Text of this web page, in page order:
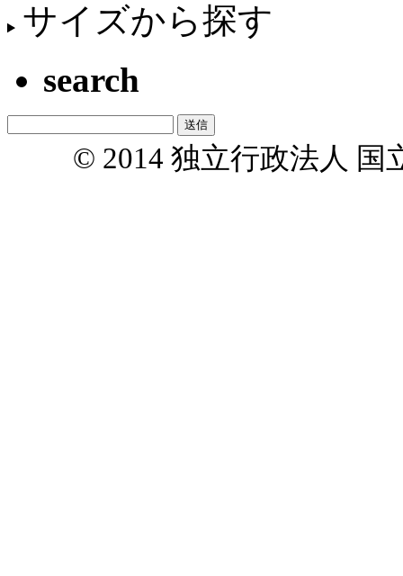
サイズから探す
search
© 2014 独立行政法人 国